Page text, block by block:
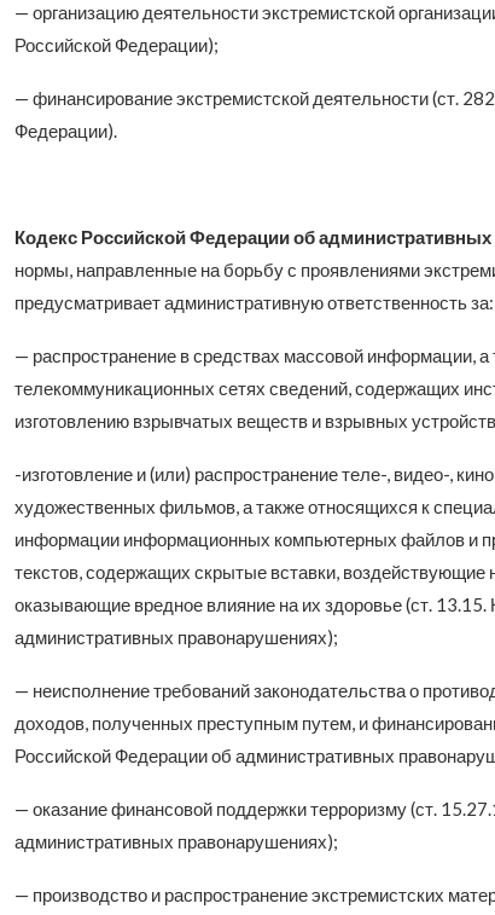
— организацию деятельности экстремистской
Российской Федерации);
— финансирование экстремистской деятельности (ст.
Федерации).
Кодекс Российской Федерации об
нормы, направленные на борьбу с проявлениями
предусматривает административную ответственность за:
— распространение в средствах массовой информации,
телекоммуникационных сетях сведений, содержащих
изготовлению взрывчатых веществ и взрывных
-изготовление и (или) распространение теле-, видео-,
художественных фильмов, а также относящихся к
информации информационных компьютерных файлов и
текстов, содержащих скрытые вставки, воздействующие
оказывающие вредное влияние на их здоровье (ст.
административных правонарушениях);
— неисполнение требований законодательства о
доходов, полученных преступным путем, и
Российской Федерации об административных
— оказание финансовой поддержки терроризму (ст.
административных правонарушениях);
— производство и распространение экстремистских